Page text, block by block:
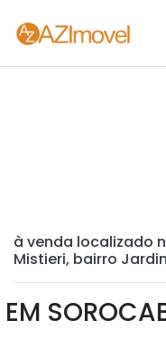
à venda localizado
Mistieri, bairro
EM